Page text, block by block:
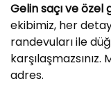
Gelin saçı ve özel
ekibimiz, her
randevuları ile
adres.